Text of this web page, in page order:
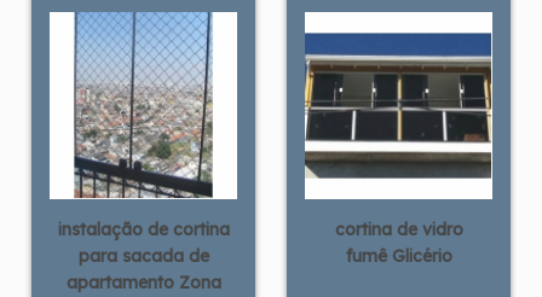
instalação de cortina
para sacada de
apartamento Zona
cortina de vidro
fumê Glicério